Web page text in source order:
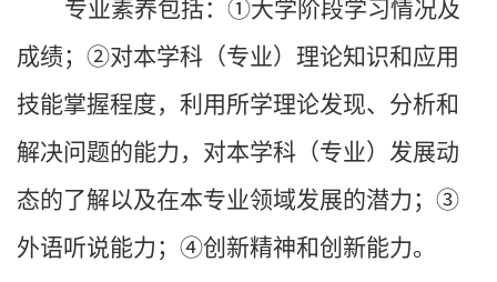
专业素养包括： ①大学阶段学习情况及
成绩；②对本学科（专业）理论知识和应用
技能掌握程度，利用所学理论发现、分析和
解决问题的能力，对本学科（专业）发展动
态的了解以及在本专业领域发展的潜力；③
外语听说能力；④创新精神和创新能力。